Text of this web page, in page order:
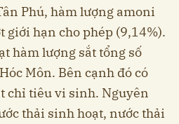
Phú, hàm lượng amoni
giới hạn cho phép (9,14%).
hàm lượng sắt tổng số
Môn. Bên cạnh đó có
chỉ tiêu vi sinh. Nguyên
thải sinh hoạt, nước thải